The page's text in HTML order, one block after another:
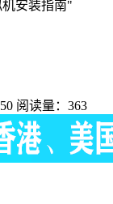
安装指南"
阅读量：363